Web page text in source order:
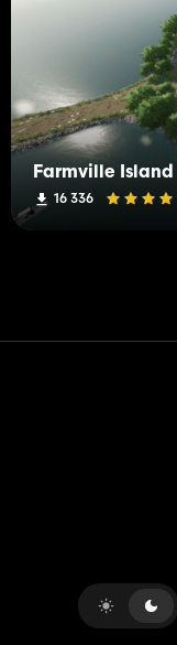
Farmville Island
16 336